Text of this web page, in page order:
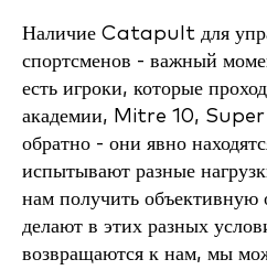
Наличие Catapult для
спортсменов - важный
есть игроки, которые
академии, Mitre 10,
обратно - они явно
испытывают разные
нам получить объективную
делают в этих разных
возвращаются к нам, мы